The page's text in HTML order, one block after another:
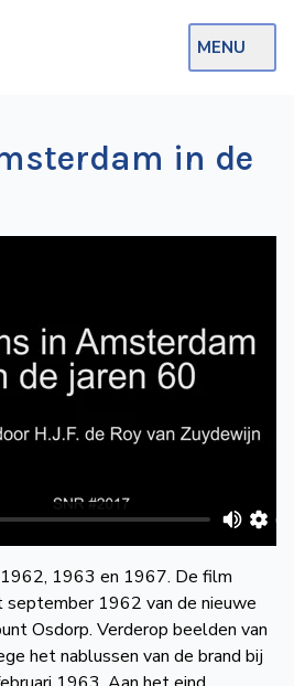
MENU
in de
1963 en 1967. De film
1962 van de nieuwe
Osdorp. Verderop beelden van
het nablussen van de brand bij